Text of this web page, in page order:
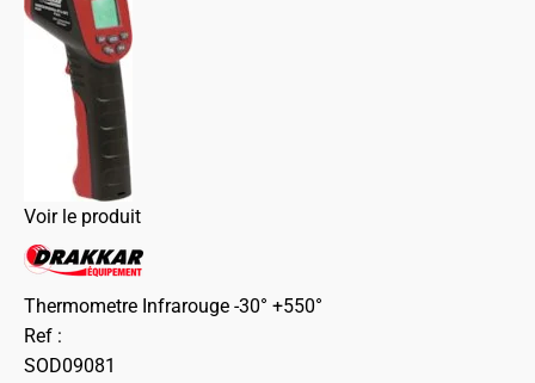
Voir le produit
Thermometre Infrarouge -30° +550°
Ref :
SOD09081